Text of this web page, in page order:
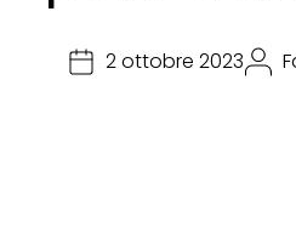
2 ottobre 2023